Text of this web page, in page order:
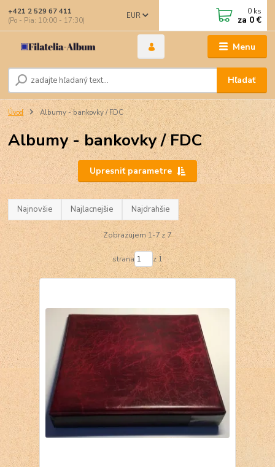
Menu
EUR
Hľadať
+421 2 529 67 411
(Po - Pia: 10:00 - 17:30)
0 ks
za 0 €
Úvod Albumy - bankovky / FDC
Albumy - bankovky / FDC
Upresniť parametre
Najnovšie Najlacnejšie Najdrahšie
Zobrazujem 1-7 z 7
strana z 1